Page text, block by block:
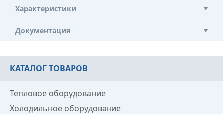
Характеристики
Документация
КАТАЛОГ ТОВАРОВ
Тепловое оборудование
Холодильное оборудование